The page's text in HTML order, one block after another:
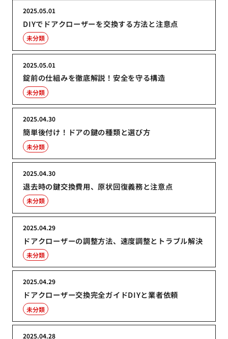
DIYでドアクローザーを交換する方法と注意点
2025.05.01
未分類
錠前の仕組みを徹底解説！安全を守る構造
2025.05.01
未分類
簡単後付け！ドアの鍵の種類と選び方
2025.04.30
未分類
退去時の鍵交換費用、原状回復義務と注意点
2025.04.30
未分類
ドアクローザーの調整方法、速度調整とトラブル解決
2025.04.29
未分類
ドアクローザー交換完全ガイドDIYと業者依頼
2025.04.29
未分類
2025.04.28